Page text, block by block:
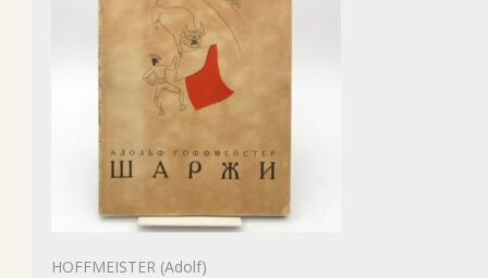
HOFFMEISTER (Adolf)